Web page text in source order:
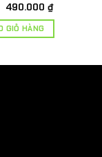
Giá
là:
520.000 ₫.
490.000 ₫Giá
hiện
là:
GIỎ HÀNG